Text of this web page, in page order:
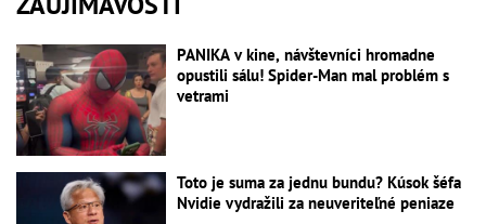
PANIKA v kine, návštevníci hromadne
opustili sálu! Spider-Man mal problém s
vetrami
Toto je suma za jednu bundu? Kúsok šéfa
Nvidie vydražili za neuveriteľné peniaze